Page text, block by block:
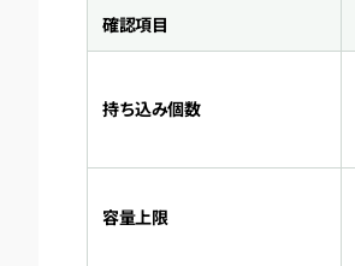
確認項目
持ち込み個数
容量上限